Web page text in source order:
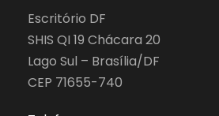
Escritório DF
SHIS QI 19 Chácara 20
Lago Sul – Brasília/DF
CEP 71655-740